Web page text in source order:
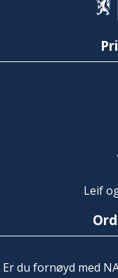
Leif
Er du fornøyd med